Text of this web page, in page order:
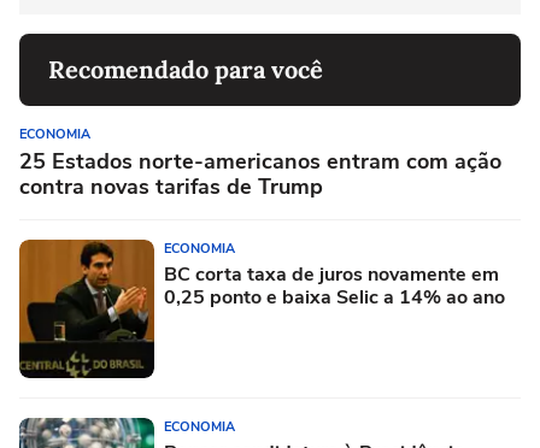
Recomendado para você
ECONOMIA
25 Estados norte-americanos entram com ação
contra novas tarifas de Trump
ECONOMIA
BC corta taxa de juros novamente em
0,25 ponto e baixa Selic a 14% ao ano
ECONOMIA